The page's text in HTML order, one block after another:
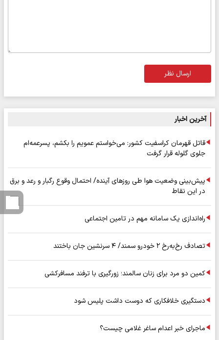
ارسال نظر
آخرین اخبار
قاتل قهرمان کراسفیت کشور: می‌خواستم عمویم را بکشم، پسرعمه‌ام
جلوی گلوله قرار گرفت
پیش‌بینی وضعیت هوا طی روزهای آینده/ احتمال وقوع رگبار و رعد و برق
در این نقاط
راه‌اندازی یک سامانه مهم در تامین اجتماعی
تصادف رخ‌به‌رخ ۲ خودرو سمند/ ۴ سرنشین جان باختند
کمین دو مرد برای زنان سالمند؛ زورگیری با ترفند مسافرکشی
دستگیری خلافکاری که دوست داشت پلیس شود
ماجرای خبر اعدام ساغر غلامی چیست؟